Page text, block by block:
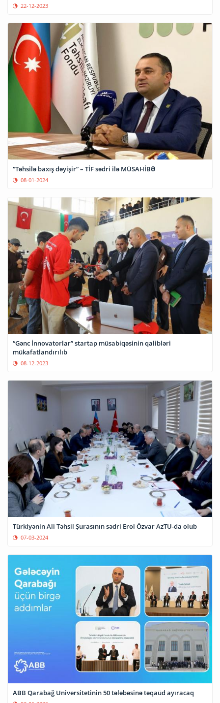
22-12-2023
“Təhsilə baxış dəyişir” – TİF sədri ilə MÜSAHİBƏ
08-01-2024
“Gənc İnnovatorlar” startap müsabiqəsinin qalibləri
mükafatlandırılıb
08-12-2023
Türkiyənin Ali Təhsil Şurasının sədri Erol Özvar AzTU-da olub
07-03-2024
ABB Qarabağ Universitetinin 50 tələbəsinə təqaüd ayıracaq